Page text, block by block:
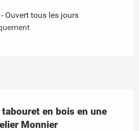
Ouvert tous les jours
en bois en une
Monnier